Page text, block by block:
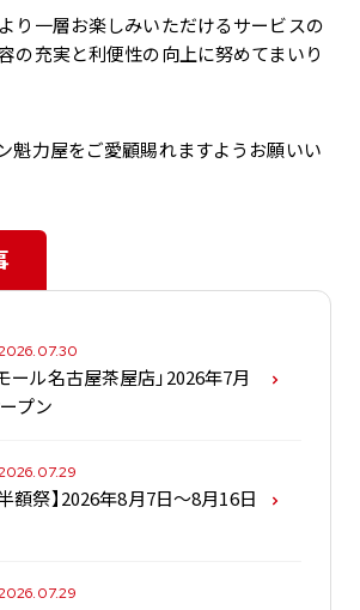
り一層お楽しみいただけるサービスの
の充実と利便性の向上に努めてまいり
魁力屋をご愛顧賜れますようお願いい
ール名古屋茶屋店」2026年7月
プン
額祭】2026年8月7日～8月16日